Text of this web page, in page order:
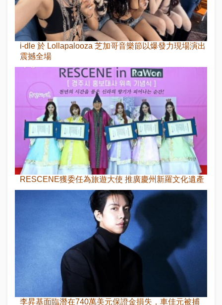
i-dle 於 Lollapalooza 芝加哥音樂節以爆發力現場演出
震撼全場
RESCENE獲委任為旅遊大使 推廣慶州新羅文化遺產
李昇基面臨潛在740萬美元保證金損失，車佳元被捕